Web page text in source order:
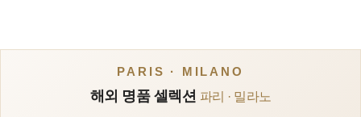
PARIS · MILANO
해외 명품 셀렉션 파리 · 밀라노